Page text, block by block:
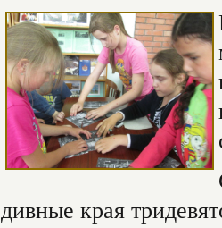
дивные края